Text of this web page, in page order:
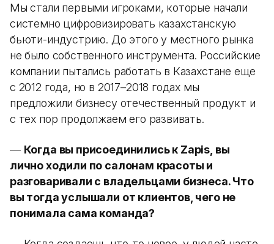
Мы стали первыми игроками, которые начали
системно цифровизировать казахстанскую
бьюти-индустрию. До этого у местного рынка
не было собственного инструмента. Российские
компании пытались работать в Казахстане еще
с 2012 года, но в 2017–2018 годах мы
предложили бизнесу отечественный продукт и
с тех пор продолжаем его развивать.
— Когда вы присоединились к Zapis, вы
лично ходили по салонам красоты и
разговаривали с владельцами бизнеса. Что
вы тогда услышали от клиентов, чего не
понимала сама команда?